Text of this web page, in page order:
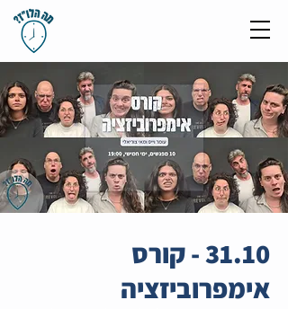
31.10 - קורס
אימפרוביזציה